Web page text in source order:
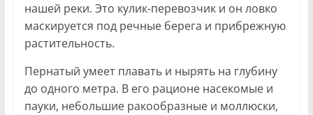
нашей реки. Это кулик-перевозчик и он ловко
маскируется под речные берега и прибрежную
растительность.
Пернатый умеет плавать и нырять на глубину
до одного метра. В его рационе насекомые и
пауки, небольшие ракообразные и моллюски,